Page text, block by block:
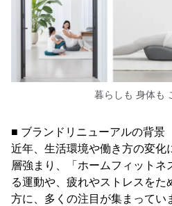
暮らしも 身体も
■ ブランドリニューアルの背景
近年、生活環境や働き方の変化
層強まり、「ホームフィットネ
る運動や、疲れやストレスをた
方に、多くの注目が集まってい